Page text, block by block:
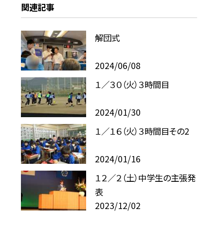
関連記事
解団式
2024/06/08
１／３０（火）３時間目
2024/01/30
１／１６（火）３時間目その2
2024/01/16
１２／２（土）中学生の主張発
表
2023/12/02